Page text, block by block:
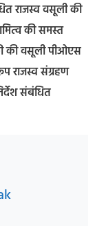
राजस्व वसूली की
की समस्त
की वसूली पीओएस
राजस्व संग्रहण
संबंधित